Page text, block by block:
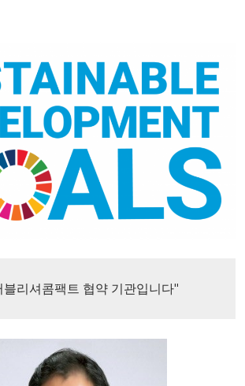
리셔콤팩트 협약 기관입니다"